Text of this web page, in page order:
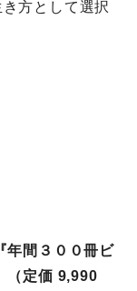
方として選択
年間３００冊ビ
（定価 9,990